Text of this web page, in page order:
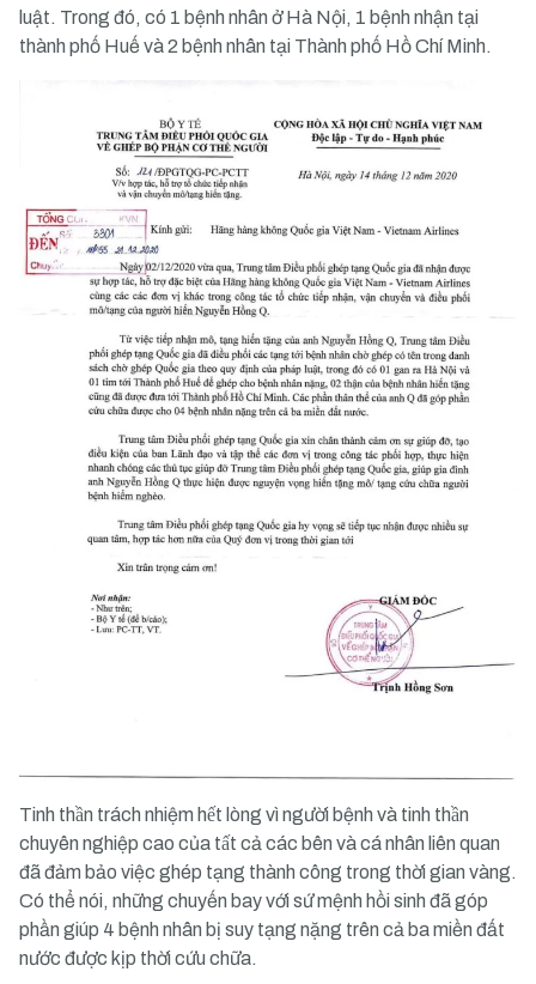
luật. Trong đó, có 1 bệnh nhân ở Hà Nội, 1 bệnh nhận tại
thành phố Huế và 2 bệnh nhân tại Thành phố Hồ Chí Minh.
Tinh thần trách nhiệm hết lòng vì người bệnh và tinh thần
chuyên nghiệp cao của tất cả các bên và cá nhân liên quan
đã đảm bảo việc ghép tạng thành công trong thời gian vàng.
Có thể nói, những chuyến bay với sứ mệnh hồi sinh đã góp
phần giúp 4 bệnh nhân bị suy tạng nặng trên cả ba miền đất
nước được kịp thời cứu chữa.